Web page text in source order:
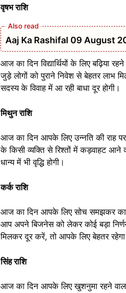
वृषभ राशि
Aaj Ka Rashifal 09 August 2026:
आज का दिन विद्यार्थियों के लिए बढ़िया
जुड़े लोगों को पुराने निवेश से बेहतर लाभ
सदस्य के विवाह में आ रही बाधा दूर होगी।
मिथुन राशि
आज का दिन आपके लिए उन्नति की राह
के किसी व्यक्ति से रिश्तों में कड़वाहट
धान्य में भी वृद्धि होगी।
कर्क राशि
आज का दिन आपके लिए सोच समझकर
आप अपने बिजनेस को लेकर कोई बड़ा
मिलकर दूर करें, तो आपके लिए बेहतर
सिंह राशि
आज का दिन आपके लिए खुशनुमा रहने